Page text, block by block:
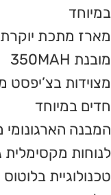
במיוחד
מארז מתכת
מובנת 350MAH
חדים במיוחד
המבנה
לנוחות
טכנולוגיית בלוטוס